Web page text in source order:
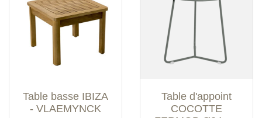
Table basse IBIZA
- VLAEMYNCK
Table d'appoint
COCOTTE